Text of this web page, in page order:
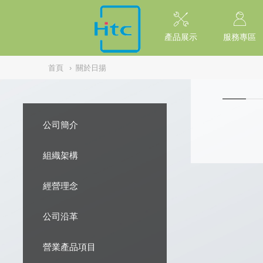
產品展示 服務專區
首頁 › 關於日揚
公司簡介
組織架構
經營理念
公司沿革
營業產品項目